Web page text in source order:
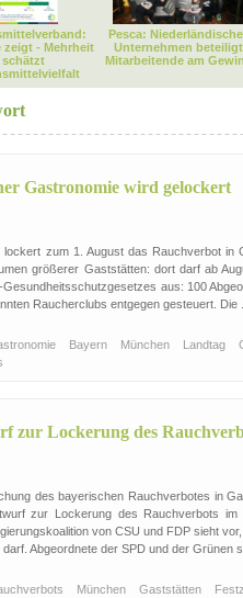
zeigt - Mehrheit
schätzt
Pesca:
Unternehmen beteiligt
Mitarbeitende am
Gastronomie wird gelockert
zum 1. August das Rauchverbot
größerer Gaststätten: dort darf ab
aus: 100
Raucherclubs entgegen gesteuert. Die ...
Bayern München Landtag
zur Lockerung des
des bayerischen Rauchverbotes in
zur Lockerung des Rauchverbots
von CSU und FDP sieht
Abgeordnete der SPD und der Grünen
München Gaststätten